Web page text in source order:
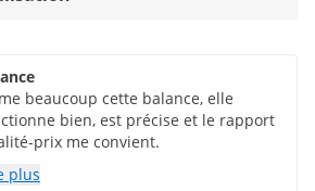
beaucoup cette balance, elle
bien, est précise et le rapport
prix me convient.
plus